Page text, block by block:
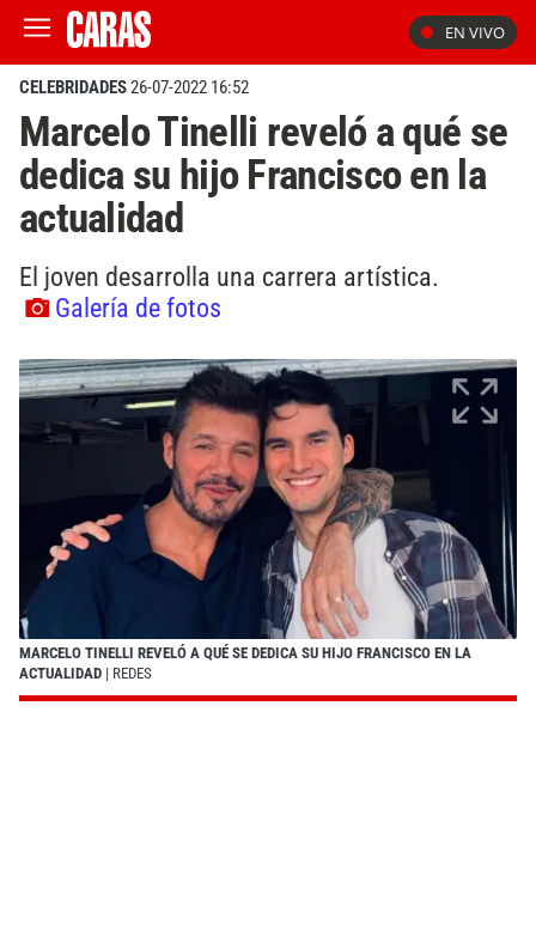
EN VIVO
CELEBRIDADES26-07-2022 16:52
Marcelo Tinelli reveló a qué se
dedica su hijo Francisco en la
actualidad
El joven desarrolla una carrera artística.
Galería de fotos
MARCELO TINELLI REVELÓ A QUÉ SE DEDICA SU HIJO FRANCISCO EN LA
ACTUALIDAD | REDES